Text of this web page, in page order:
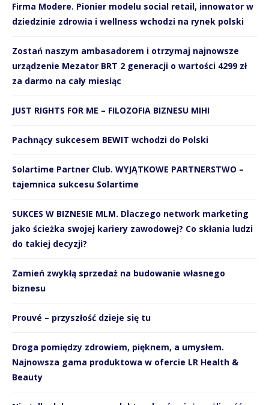
Firma Modere. Pionier modelu social retail, innowator w
dziedzinie zdrowia i wellness wchodzi na rynek polski
Zostań naszym ambasadorem i otrzymaj najnowsze
urządzenie Mezator BRT 2 generacji o wartości 4299 zł
za darmo na cały miesiąc
JUST RIGHTS FOR ME – FILOZOFIA BIZNESU MIHI
Pachnący sukcesem BEWIT wchodzi do Polski
Solartime Partner Club. WYJĄTKOWE PARTNERSTWO –
tajemnica sukcesu Solartime
SUKCES W BIZNESIE MLM. Dlaczego network marketing
jako ścieżka swojej kariery zawodowej? Co skłania ludzi
do takiej decyzji?
Zamień zwykłą sprzedaż na budowanie własnego
biznesu
Prouvé – przyszłość dzieje się tu
Droga pomiędzy zdrowiem, pięknem, a umysłem.
Najnowsza gama produktowa w ofercie LR Health &
Beauty